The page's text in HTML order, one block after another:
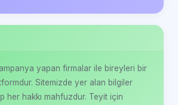
yapan firmalar ile bireyleri bir
Sitemizde yer alan bilgiler
her hakkı mahfuzdur. Teyit için